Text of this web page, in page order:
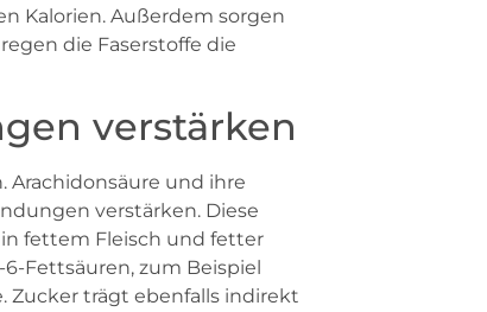
Kalorien. Außerdem sorgen
die Faserstoffe die
verstärken
Arachidonsäure und ihre
verstärken. Diese
fettem Fleisch und fetter
Fettsäuren, zum Beispiel
Zucker trägt ebenfalls indirekt